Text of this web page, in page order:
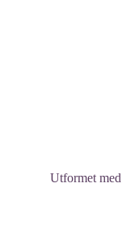
Utformet